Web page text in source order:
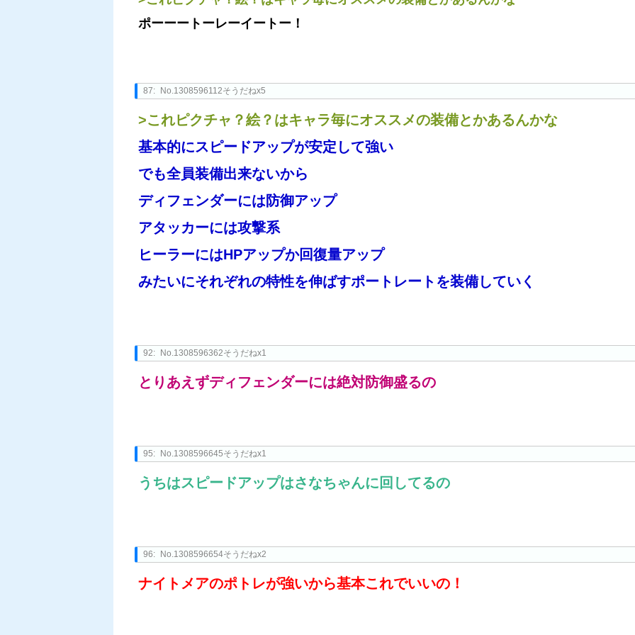
ポーーートーレーイートー！
87: No.1308596112そうだねx5
>これピクチャ？絵？はキャラ毎にオススメの装備とかあるんかな
基本的にスピードアップが安定して強い
でも全員装備出来ないから
ディフェンダーには防御アップ
アタッカーには攻撃系
ヒーラーにはHPアップか回復量アップ
みたいにそれぞれの特性を伸ばすポートレートを装備していく
92: No.1308596362そうだねx1
とりあえずディフェンダーには絶対防御盛るの
95: No.1308596645そうだねx1
うちはスピードアップはさなちゃんに回してるの
96: No.1308596654そうだねx2
ナイトメアのポトレが強いから基本これでいいの！